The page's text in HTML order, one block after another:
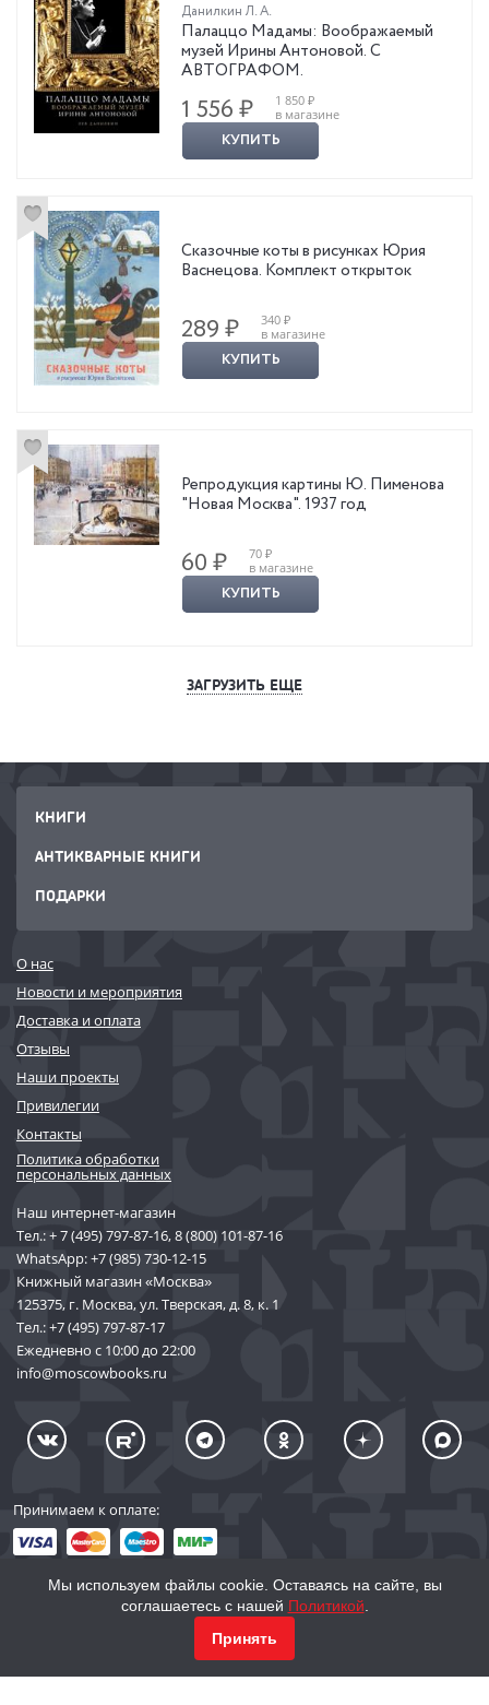
Данилкин Л. А.
Палаццо Мадамы: Воображаемый
музей Ирины Антоновой. С
АВТОГРАФОМ.
1 556 ₽
1 850 ₽
в магазине
КУПИТЬ
Сказочные коты в рисунках Юрия
Васнецова. Комплект открыток
289 ₽
340 ₽
в магазине
КУПИТЬ
Репродукция картины Ю. Пименова
"Новая Москва". 1937 год
60 ₽
70 ₽
в магазине
КУПИТЬ
ЗАГРУЗИТЬ ЕЩЕ
КНИГИ
АНТИКВАРНЫЕ КНИГИ
ПОДАРКИ
О нас
Новости и мероприятия
Доставка и оплата
Отзывы
Наши проекты
Привилегии
Контакты
Политика обработки
персональных данных
Наш интернет-магазин
Тел.:+ 7 (495) 797-87-16,8 (800) 101-87-16
WhatsApp:+7 (985) 730-12-15
Книжный магазин «Москва»
125375, г. Москва, ул. Тверская, д. 8, к. 1
Тел.:+7 (495) 797-87-17
Ежедневно с 10:00 до 22:00
info@moscowbooks.ru
Принимаем к оплате:
© 2002–2026 «Торговый Дом Книги «МОСКВА»
Мы используем файлы cookie. Оставаясь на сайте, вы
соглашаетесь с нашей Политикой
Принять